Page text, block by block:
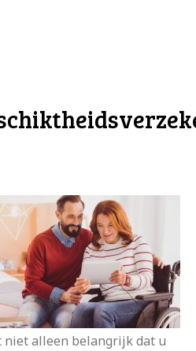
niet alleen belangrijk dat u